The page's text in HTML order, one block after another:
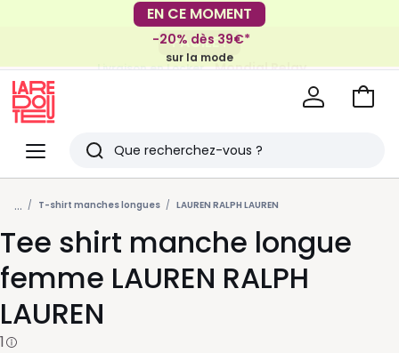
EN CE MOMENT
-20% dès 39€*
sur la mode
FACILE !
Livraison en Locker Mondial Relay
Menu
Redoute
Rechercher
Derniers
articles
vus
Voir
... T-shirt manches longues LAUREN RALPH LAUREN
Tee shirt manche longue
femme LAUREN RALPH
LAUREN
1